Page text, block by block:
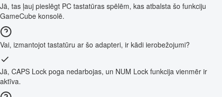
Jā, tas ļauj pieslēgt PC tastatūras spēlēm, kas atbalsta šo funkciju
GameCube konsolē.
Vai, izmantojot tastatūru ar šo adapteri, ir kādi ierobežojumi?
Jā, CAPS Lock poga nedarbojas, un NUM Lock funkcija vienmēr ir
aktīva.